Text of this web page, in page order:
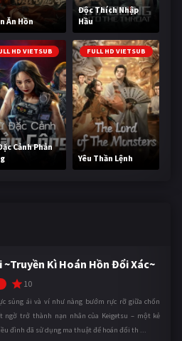
Ăn Hồn
Độc Thích Nhập
Hầu
HD VIETSUB
Cảnh Phản
FULL HD VIETSUB
Yêu Thần Lệnh
~Truyền Kì Hoán Hồn Đổi Xác~
10
sủng ái và ví như nàng bướm rực rỡ giữa chốn
ngờ trở thành nạn nhân của Keigetsu – một kẻ
đình đã sử dụng ma thuật để hoán đổi th ...